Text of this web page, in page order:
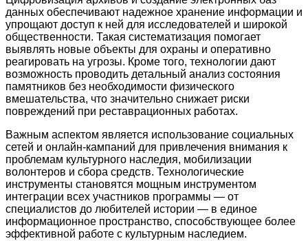
данных обеспечивают надежное хранение информации и
упрощают доступ к ней для исследователей и широкой
общественности. Такая систематизация помогает
выявлять новые объекты для охраны и оперативно
реагировать на угрозы. Кроме того, технологии дают
возможность проводить детальный анализ состояния
памятников без необходимости физического
вмешательства, что значительно снижает риски
повреждений при реставрационных работах.
Важным аспектом является использование социальных
сетей и онлайн-кампаний для привлечения внимания к
проблемам культурного наследия, мобилизации
волонтеров и сбора средств. Технологические
инструменты становятся мощным инструментом
интеграции всех участников программы — от
специалистов до любителей истории — в единое
информационное пространство, способствующее более
эффективной работе с культурным наследием.